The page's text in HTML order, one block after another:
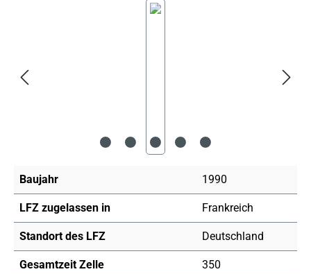
Baujahr 1990
LFZ zugelassen in Frankreich
Standort des LFZ Deutschland
Gesamtzeit Zelle 350